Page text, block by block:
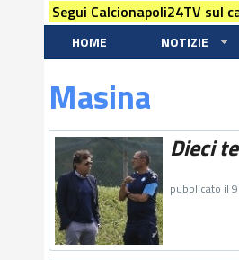
Segui Calcionapoli24TV sul
HOME NOTIZIE
Masina
Dieci
pubblicato il